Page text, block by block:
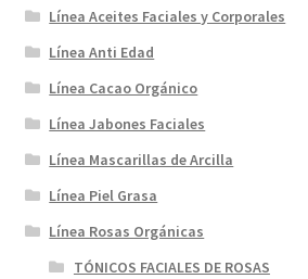
Línea Aceites Faciales y Corporales
Línea Anti Edad
Línea Cacao Orgánico
Línea Jabones Faciales
Línea Mascarillas de Arcilla
Línea Piel Grasa
Línea Rosas Orgánicas
TÓNICOS FACIALES DE ROSAS